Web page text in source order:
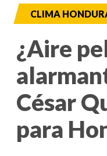
CLIMA
¿Aire
César
para